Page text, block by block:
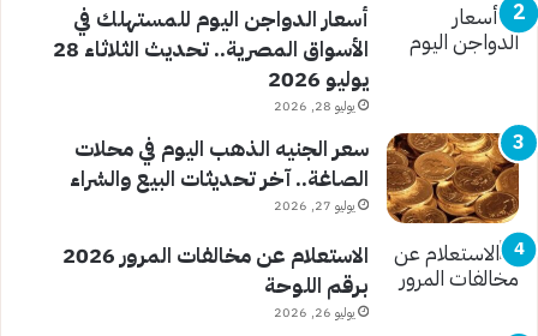
أسعار الدواجن اليوم للمستهلك في
الأسواق المصرية.. تحديث الثلاثاء 28
يوليو 2026
يوليو 28, 2026
سعر الجنيه الذهب اليوم في محلات
الصاغة.. آخر تحديثات البيع والشراء
يوليو 27, 2026
الاستعلام عن مخالفات المرور 2026
برقم اللوحة
يوليو 26, 2026